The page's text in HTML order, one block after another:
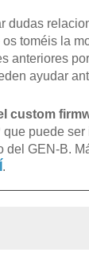
dudas
toméis la
anteriores
ayudar
custom
que puede ser
del GEN-B.
.